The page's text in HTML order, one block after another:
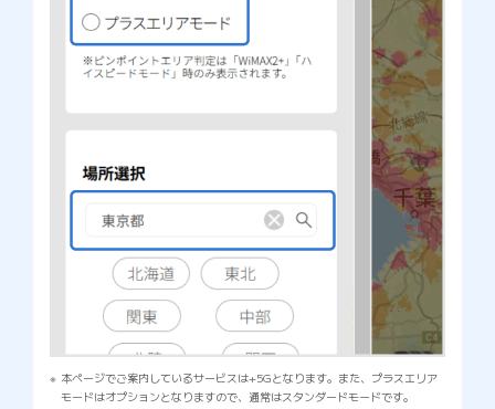
本ページでご案内しているサービスは+5Gとなります。また、プラスエリア
モードはオプションとなりますので、通常はスタンダードモードです。